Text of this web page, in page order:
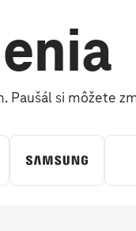
Paušál si môžete